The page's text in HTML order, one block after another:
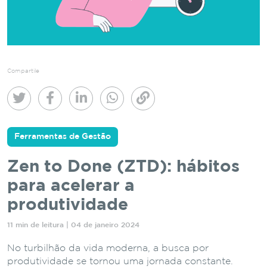
Compartile
Ferramentas de Gestão
Zen to Done (ZTD): hábitos
para acelerar a
produtividade
11 min de leitura | 04 de janeiro 2024
No turbilhão da vida moderna, a busca por
produtividade se tornou uma jornada constante.